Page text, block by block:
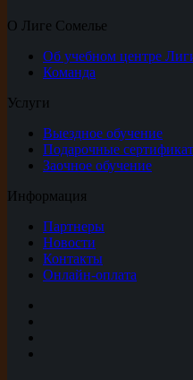
О Лиге Сомелье
Об учебном центре
Команда
Услуги
Выездное обучение
Подарочные
Заочное обучение
Информация
Партнеры
Новости
Контакты
Онлайн-оплата